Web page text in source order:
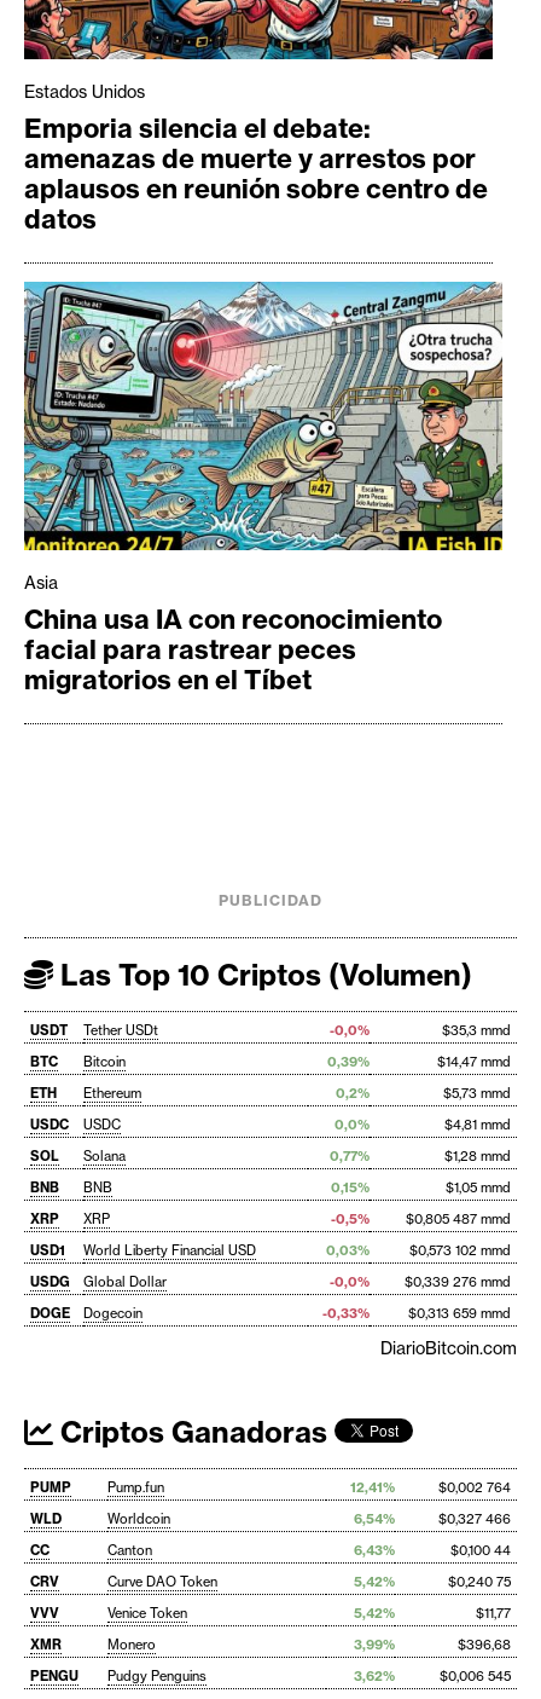
Estados Unidos
Emporia silencia el debate:
amenazas de muerte y arrestos por
aplausos en reunión sobre centro de
datos
Asia
China usa IA con reconocimiento
facial para rastrear peces
migratorios en el Tíbet
PUBLICIDAD
Las Top 10 Criptos (Volumen)
USDT Tether USDt -0,0%
$35,3 mmd
BTC
Bitcoin 0,39%
$14,47 mmd
ETH
Ethereum 0,2%
$5,73 mmd
USDC
USDC 0,0%
$4,81 mmd
SOL
Solana 0,77%
$1,28 mmd
BNB
BNB 0,15%
$1,05 mmd
XRP
XRP -0,5%
$0,805 487 mmd
USD1
World Liberty Financial USD 0,03%
$0,573 102 mmd
USDG
Global Dollar -0,0%
$0,339 276 mmd
DOGE
Dogecoin -0,33% $0,313 659 mmd
DiarioBitcoin.com
Criptos Ganadoras
PUMP Pump.fun 12,41%
$0,002 764
WLD
Worldcoin 6,54%
$0,327 466
CC
Canton 6,43%
$0,100 44
CRV
Curve DAO Token 5,42%
$0,240 75
VVV
Venice Token 5,42%
$11,77
XMR
Monero 3,99%
$396,68
PENGU
Pudgy Penguins 3,62%
$0,006 545